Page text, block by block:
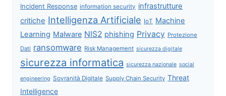
Incident Response information security infrastrutture
critiche Intelligenza Artificiale IoT Machine
Learning Malware NIS2 phishing Privacy Protezione
Dati ransomware Risk Management sicurezza digitale
sicurezza informatica sicurezza nazionale social
engineering Sovranità Digitale Supply Chain Security Threat
Intelligence